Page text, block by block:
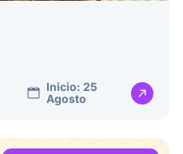
Inicio: 25
Agosto